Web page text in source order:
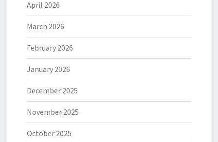
April 2026
March 2026
February 2026
January 2026
December 2025
November 2025
October 2025